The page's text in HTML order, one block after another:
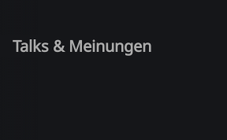
Talks & Meinungen